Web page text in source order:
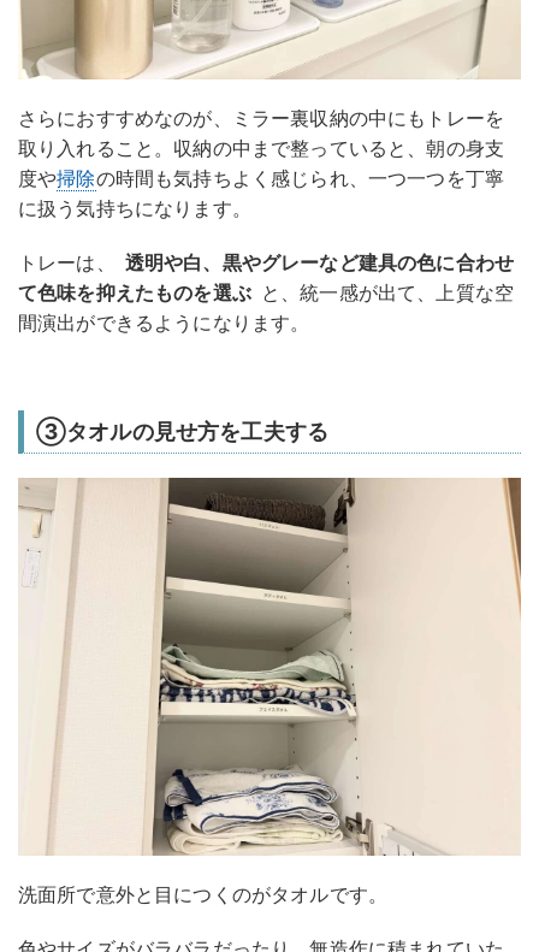
さらにおすすめなのが、ミラー裏収納の中にもトレーを
取り入れること。収納の中まで整っていると、朝の身支
度や掃除の時間も気持ちよく感じられ、一つ一つを丁寧
に扱う気持ちになります。
トレーは、
透明や白、黒やグレーなど建具の色に合わせ
て色味を抑えたものを選ぶ と、統一感が出て、上質な空
間演出ができるようになります。
③タオルの見せ方を工夫する
洗面所で意外と目につくのがタオルです。